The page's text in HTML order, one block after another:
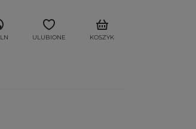
ULUBIONE KOSZYK